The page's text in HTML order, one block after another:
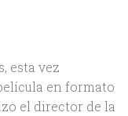
esta vez
en formato
el director de la